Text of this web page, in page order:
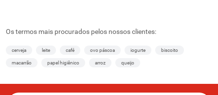
Os termos mais procurados pelos nossos clientes:
cerveja leite café ovo páscoa iogurte biscoito
macarrão papel higiênico arroz queijo